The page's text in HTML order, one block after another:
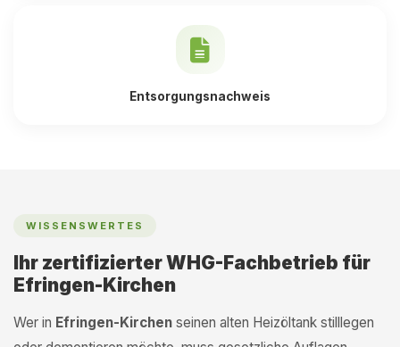
Entsorgungsnachweis
WISSENSWERTES
Ihr zertifizierter WHG-Fachbetrieb für
Efringen-Kirchen
Wer in Efringen-Kirchen seinen alten Heizöltank stilllegen